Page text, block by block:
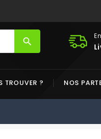
search
TROUVER ? NOS